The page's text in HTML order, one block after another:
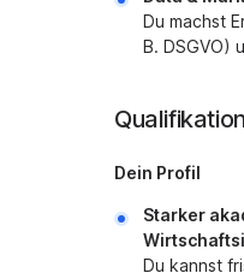
Du machst
B. DSGVO)
Dein Profil
Starker
Du kannst